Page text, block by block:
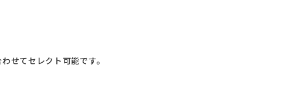
せてセレクト可能です。